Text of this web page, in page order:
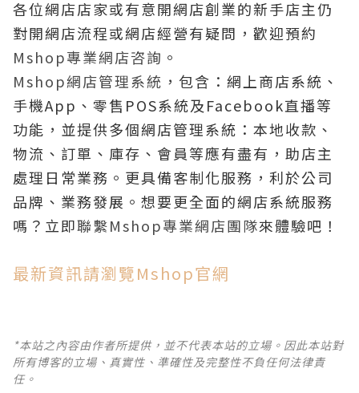
各位網店店家或有意開網店創業的新手店主仍
對開網店流程或網店經營有疑問，歡迎預約
Mshop專業網店咨詢 。
Mshop網店管理系統 ，包含：網上商店系統、
手機App、零售POS系統及Facebook直播等
功能，並提供多個網店管理系統：本地收款、
物流、訂單、庫存、會員等應有盡有，助店主
處理日常業務。更具備客制化服務，利於公司
品牌、業務發展。想要更全面的網店系統服務
嗎？立即聯繫Mshop專業網店團隊來體驗吧！
最新資訊請瀏覽Mshop官網
*本站之內容由作者所提供，並不代表本站的立場。因此本站對
所有博客的立場、真實性、準確性及完整性不負任何法律責
任。